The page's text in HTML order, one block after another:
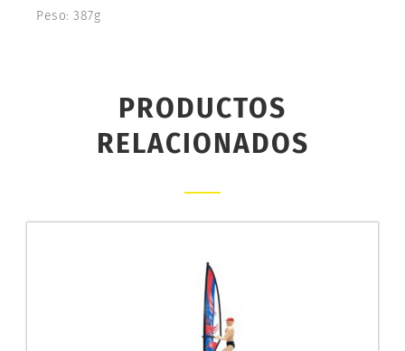
Peso: 387g
PRODUCTOS
RELACIONADOS